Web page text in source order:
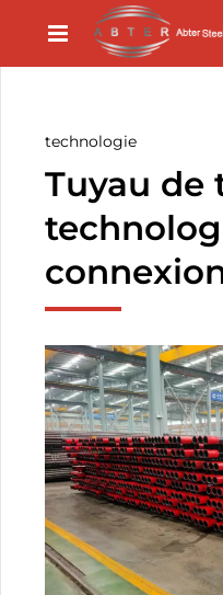
technologie
Tuyau de